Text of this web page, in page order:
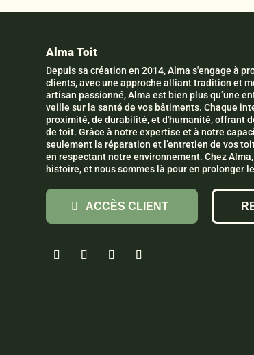
Alma Toit
Depuis sa création en 2014, Alma s'engage à
clients, avec une approche alliant tradition et
artisan passionné, Alma est bien plus qu’une
veille sur la santé de vos bâtiments. Chaque
proximité, de durabilité, et d'humanité, offrant
de toit. Grâce à notre expertise et à notre
seulement la réparation et l’entretien de vos
en respectant notre environnement. Chez
histoire, et nous sommes là pour en prolonger
ACCÈS CLIENT